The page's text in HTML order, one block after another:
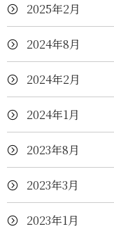
2025年2月
2024年8月
2024年2月
2024年1月
2023年8月
2023年3月
2023年1月